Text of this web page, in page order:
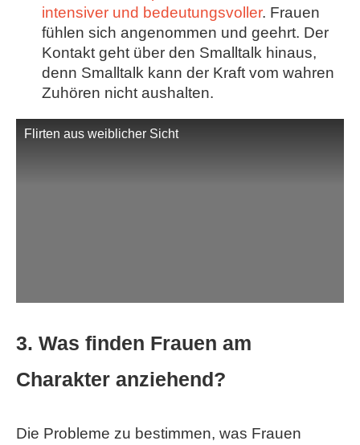
intensiver und bedeutungsvoller. Frauen
fühlen sich angenommen und geehrt. Der
Kontakt geht über den Smalltalk hinaus,
denn Smalltalk kann der Kraft vom wahren
Zuhören nicht aushalten.
Flirten aus weiblicher Sicht
3. Was finden Frauen am
Charakter anziehend?
Die Probleme zu bestimmen, was Frauen